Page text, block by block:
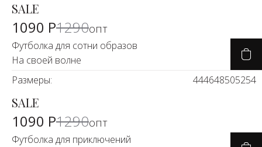
-14%
SALE
1090 Р1290опт
Футболка для сотни образов
На своей волне
Размеры:
444648505254
-14%
SALE
1090 Р1290опт
Футболка для приключений